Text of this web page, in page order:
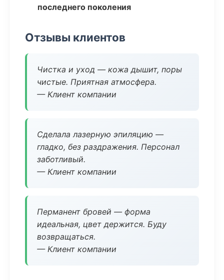
последнего поколения
Отзывы клиентов
Чистка и уход — кожа дышит, поры
чистые. Приятная атмосфера.
— Клиент компании
Сделала лазерную эпиляцию —
гладко, без раздражения. Персонал
заботливый.
— Клиент компании
Перманент бровей — форма
идеальная, цвет держится. Буду
возвращаться.
— Клиент компании